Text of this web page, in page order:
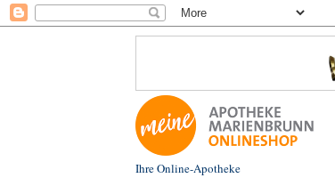
Ihre Online-Apotheke